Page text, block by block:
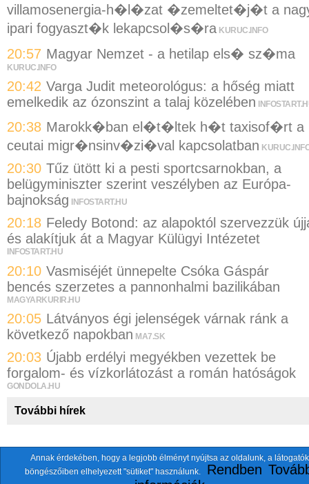
villamosenergia-h�l�zat �zemeltet�j�t a
ipari fogyaszt�k lekapcsol�s�ra KURUC.INFO
20:57 Magyar Nemzet - a hetilap els� sz�ma
KURUC.INFO
20:42 Varga Judit meteorológus: a hőség miatt
emelkedik az ózonszint a talaj közelében
20:38 Marokk�ban el�t�ltek h�t taxisof�rt a
ceutai migr�nsinv�zi�val kapcsolatban
20:30 Tűz ütött ki a pesti sportcsarnokban, a
belügyminiszter szerint veszélyben az Európa-
bajnokság
INFOSTART.HU
20:18 Feledy Botond: az alapoktól szervezzük
és alakítjuk át a Magyar Külügyi Intézetet
INFOSTART.HU
20:10 Vasmiséjét ünnepelte Csóka Gáspár
bencés szerzetes a pannonhalmi bazilikában
MAGYARKURIR.HU
20:05 Látványos égi jelenségek várnak ránk a
következő napokban MA7.SK
20:03 Újabb erdélyi megyékben vezettek be
forgalom- és vízkorlátozást a román hatóságok
GONDOLA.HU
További hírek
A fentiekkel együtt összesen118 oldaltszemlézünk.
© 2026 Nemzeti.net - E-mail:ten.itezmen@itezmen
Annak érdekében, hogy a legjobb élményt nyújtsa az oldalunk, a látogatók
böngészőiben elhelyezett "sütiket" használunk.
Rendben